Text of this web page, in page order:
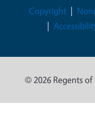
Legal Menu
Copyright
© 2026 Regents